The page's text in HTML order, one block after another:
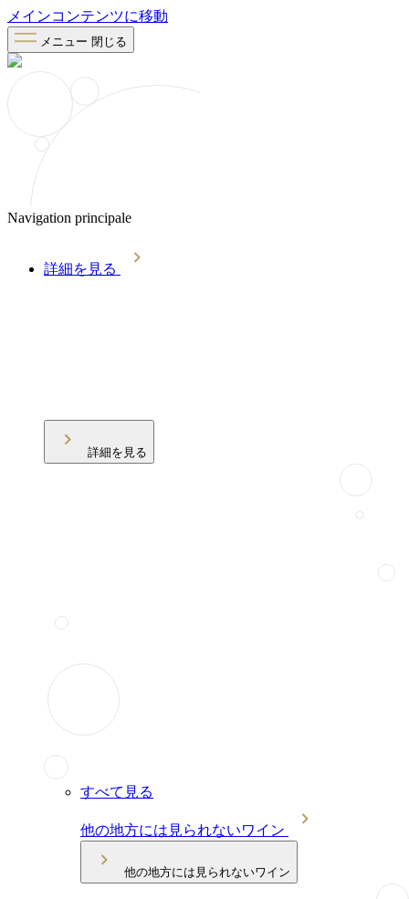
メインコンテンツに移動
メニュー 閉じる
Navigation principale
詳細を見る
詳細を見る
すべて見る
他の地方には見られないワイン
他の地方には見られないワイン